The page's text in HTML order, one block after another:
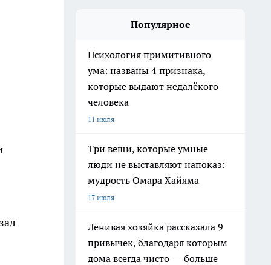
Популярное
Психология примитивного
ума: названы 4 признака,
которые выдают недалёкого
человека
11 июля
Три вещи, которые умные
люди не выставляют напоказ:
мудрость Омара Хайяма
17 июля
Ленивая хозяйка рассказала 9
привычек, благодаря которым
дома всегда чисто — больше